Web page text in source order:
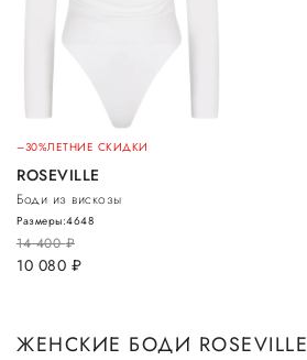
–30%ЛЕТНИЕ СКИДКИ
ROSEVILLE
Боди из вискозы
14 400руб.
10 080 руб.
Размеры:4648
ЖЕНСКИЕ БОДИ ROSEVILLE